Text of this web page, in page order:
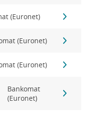
(Euronet)
(Euronet)
(Euronet)
Bankomat
(Euronet)